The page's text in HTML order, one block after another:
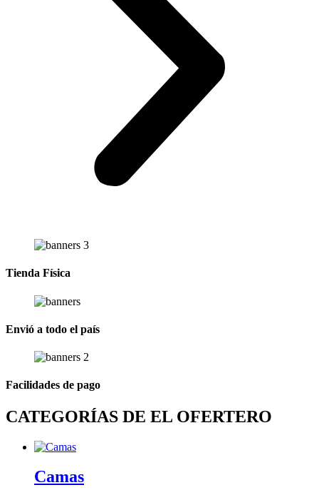
Tienda Física
Envió a todo el país
Facilidades de pago
CATEGORÍAS DE EL OFERTERO
Camas